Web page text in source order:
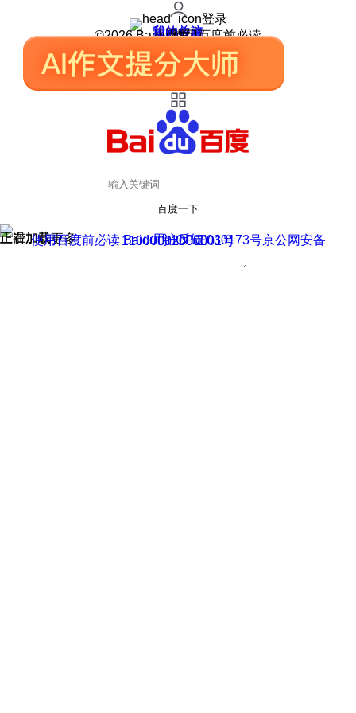
登录
我的关注
我的收藏
皮肤中心
用户反馈
设置
©2026 Baidu 使用百度前必读
百度一下
正在加载
上滑加载更多 用户反馈
使用百度前必读 Baidu 京ICP证030173号
京公网安备11000002000001号